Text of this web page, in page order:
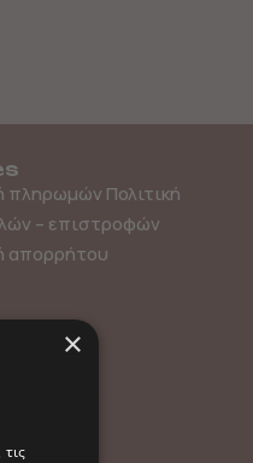
πληρωμών Πολιτική
– επιστροφών
απορρήτου
online
×